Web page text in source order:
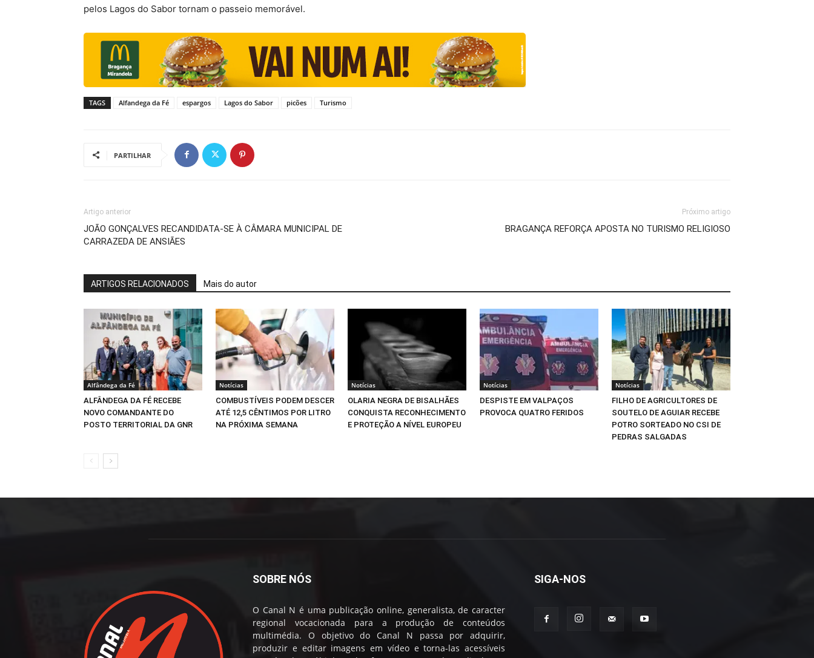
pelos Lagos do Sabor tornam o passeio memorável.
TAGS Alfandega da Fé espargos Lagos do Sabor picões Turismo
PARTILHAR
Artigo anterior
JOÃO GONÇALVES RECANDIDATA-SE À CÂMARA MUNICIPAL DE
CARRAZEDA DE ANSIÃES
Próximo artigo
BRAGANÇA REFORÇA APOSTA NO TURISMO RELIGIOSO
ARTIGOS RELACIONADOS Mais do autor
Alfândega da Fé
ALFÂNDEGA DA FÉ RECEBE
NOVO COMANDANTE DO
POSTO TERRITORIAL DA GNR
Notícias
COMBUSTÍVEIS PODEM DESCER
ATÉ 12,5 CÊNTIMOS POR LITRO
NA PRÓXIMA SEMANA
Notícias
OLARIA NEGRA DE BISALHÃES
CONQUISTA RECONHECIMENTO
E PROTEÇÃO A NÍVEL EUROPEU
Notícias
DESPISTE EM VALPAÇOS
PROVOCA QUATRO FERIDOS
Notícias
FILHO DE AGRICULTORES DE
SOUTELO DE AGUIAR RECEBE
POTRO SORTEADO NO CSI DE
PEDRAS SALGADAS
SOBRE NÓS
O Canal N é uma publicação online, generalista, de caracter
regional vocacionada para a produção de conteúdos
multimédia. O objetivo do Canal N passa por adquirir,
produzir e editar imagens em vídeo e torna-las acessíveis
SIGA-NOS